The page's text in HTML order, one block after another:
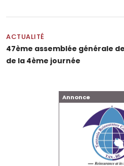
ACTUALITÉ
47ème assemblée générale
de la 4ème journée
Annonce